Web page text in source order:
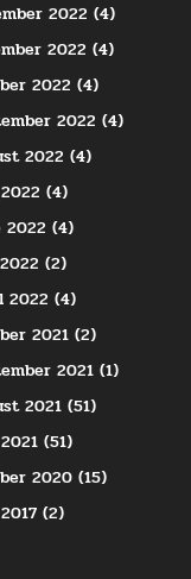
2022 (4)
2022 (4)
2022 (4)
2022 (4)
2022 (4)
(4)
2022 (4)
(2)
2022 (4)
2021 (2)
2021 (1)
2021 (51)
(51)
2020 (15)
(2)